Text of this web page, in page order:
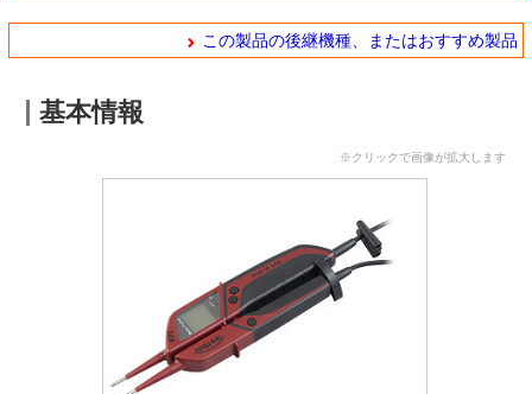
この製品の後継機種、またはおすすめ製品
基本情報
※クリックで画像が拡大します